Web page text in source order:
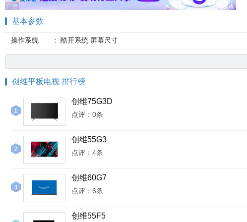
基本参数
操作系统 : 酷开系统 屏幕尺寸
创维平板电视 排行榜
创维75G3D
点评：0条
创维55G3
点评：4条
创维60G7
点评：6条
创维55F5